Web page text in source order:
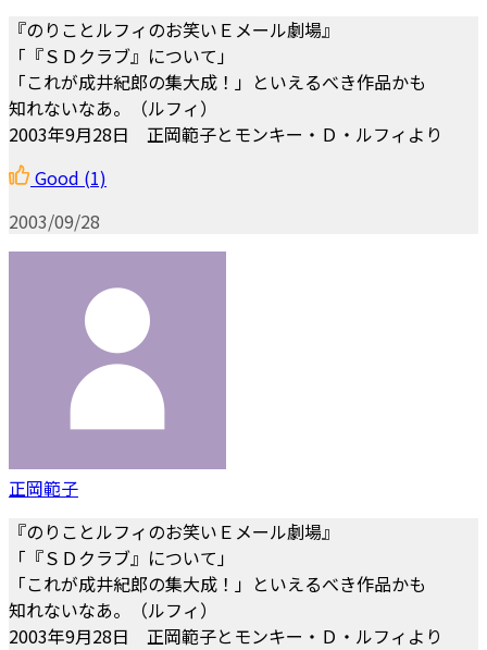
『のりことルフィのお笑いＥメール劇場』
「『ＳＤクラブ』について」
「これが成井紀郎の集大成！」といえるべき作品かも
知れないなあ。（ルフィ）
2003年9月28日 正岡範子とモンキー・Ｄ・ルフィより
Good (1)
2003/09/28
正岡範子
『のりことルフィのお笑いＥメール劇場』
「『ＳＤクラブ』について」
「これが成井紀郎の集大成！」といえるべき作品かも
知れないなあ。（ルフィ）
2003年9月28日 正岡範子とモンキー・Ｄ・ルフィより